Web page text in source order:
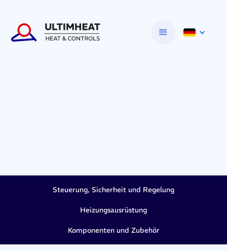
Steuerung, Sicherheit und Regelung
Heizungsausrüstung
Komponenten und Zubehör